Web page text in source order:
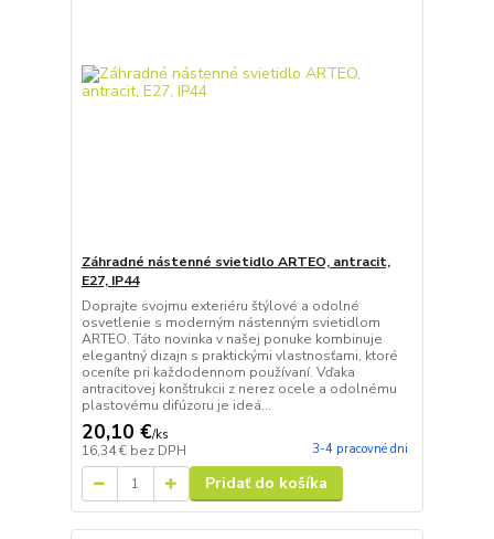
Záhradné nástenné svietidlo ARTEO, antracit,
E27, IP44
Doprajte svojmu exteriéru štýlové a odolné
osvetlenie s moderným nástenným svietidlom
ARTEO. Táto novinka v našej ponuke kombinuje
elegantný dizajn s praktickými vlastnosťami, ktoré
oceníte pri každodennom používaní. Vďaka
antracitovej konštrukcii z nerez ocele a odolnému
plastovému difúzoru je ideá...
20,10 €/ks
16,34 € bez DPH 3-4 pracovné dni
Pridať do košíka